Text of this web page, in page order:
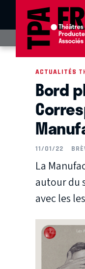
ACTUALITÉS
ACTUALITÉS
Bord
11/01/22
La
autour du
avec les